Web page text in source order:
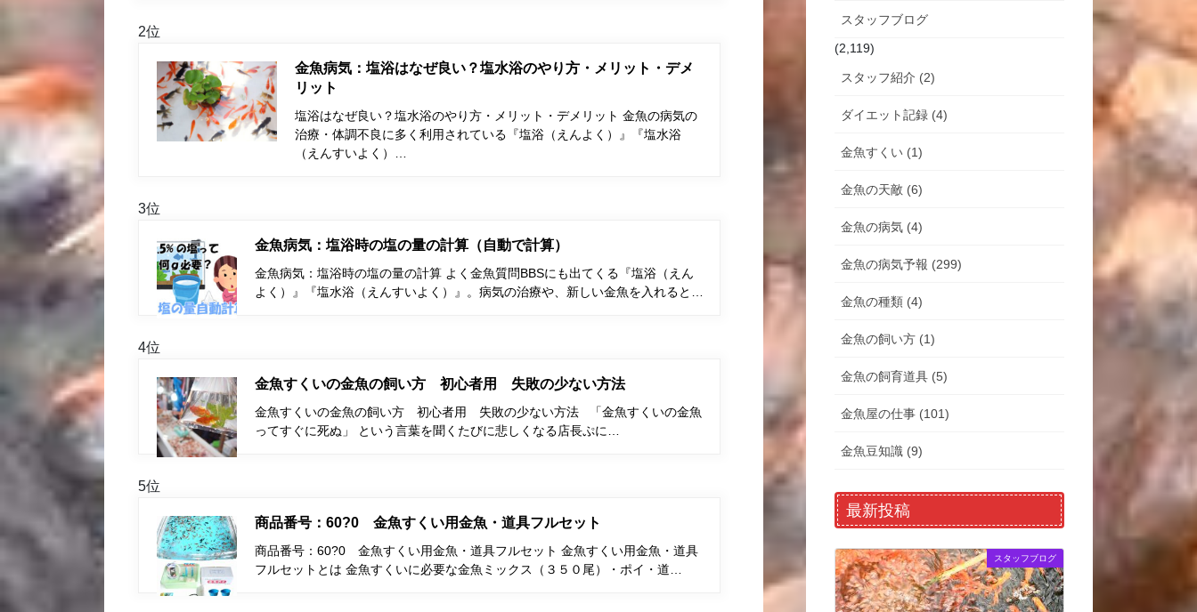
2位
金魚病気：塩浴はなぜ良い？塩水浴のやり方・メリット・デメ
リット
塩浴はなぜ良い？塩水浴のやり方・メリット・デメリット 金魚の病気の
治療・体調不良に多く利用されている『塩浴（えんよく）』『塩水浴
（えんすいよく）…
3位
金魚病気：塩浴時の塩の量の計算（自動で計算）
金魚病気：塩浴時の塩の量の計算 よく金魚質問BBSにも出てくる『塩浴（えん
よく）』『塩水浴（えんすいよく）』。病気の治療や、新しい金魚を入れると…
4位
金魚すくいの金魚の飼い方 初心者用 失敗の少ない方法
金魚すくいの金魚の飼い方 初心者用 失敗の少ない方法 「金魚すくいの金魚
ってすぐに死ぬ」 という言葉を聞くたびに悲しくなる店長ぷに…
5位
商品番号：60?0 金魚すくい用金魚・道具フルセット
商品番号：60?0 金魚すくい用金魚・道具フルセット 金魚すくい用金魚・道具
フルセットとは 金魚すくいに必要な金魚ミックス（３５０尾）・ポイ・道…
スタッフブログ
(2,119)
スタッフ紹介 (2)
ダイエット記録 (4)
金魚すくい (1)
金魚の天敵 (6)
金魚の病気 (4)
金魚の病気予報 (299)
金魚の種類 (4)
金魚の飼い方 (1)
金魚の飼育道具 (5)
金魚屋の仕事 (101)
金魚豆知識 (9)
最新投稿
スタッフブログ